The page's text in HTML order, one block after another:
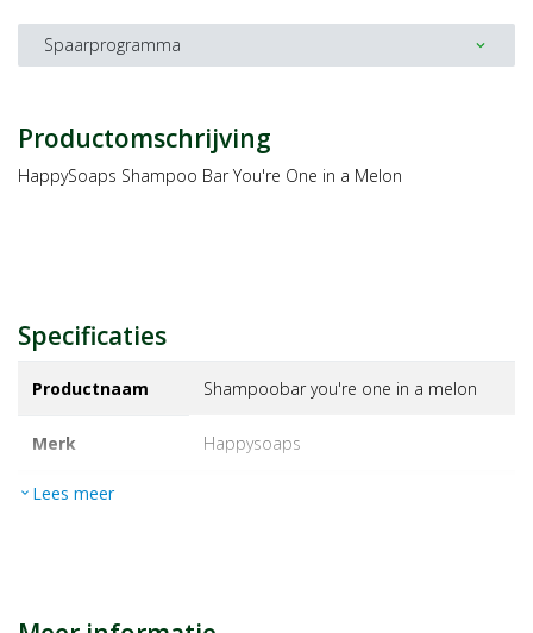
Spaarprogramma expand_more
Productomschrijving
HappySoaps Shampoo Bar You're One in a Melon
Specificaties
Productnaam Shampoobar you're one in a melon
Merk happysoaps
EAN
expand_more Lees meer